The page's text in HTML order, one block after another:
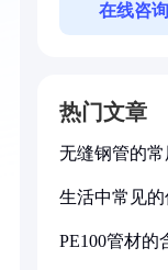
在线咨询
热门文章
无缝钢管的
生活中常见
PE100管材的